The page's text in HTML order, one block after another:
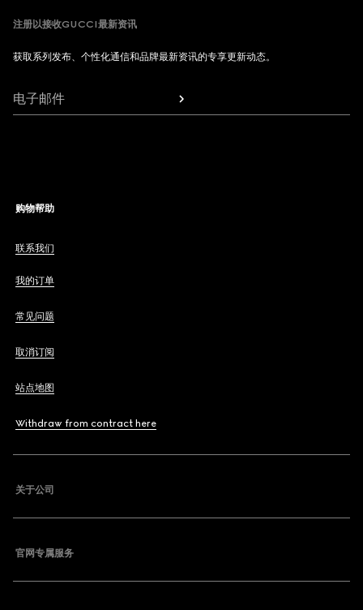
注册以接收GUCCI最新资讯
获取系列发布、个性化通信和品牌最新资讯的专享更新动态。
电子邮件
购物帮助
联系我们
我的订单
常见问题
取消订阅
站点地图
Withdraw from contract here
关于公司
官网专属服务